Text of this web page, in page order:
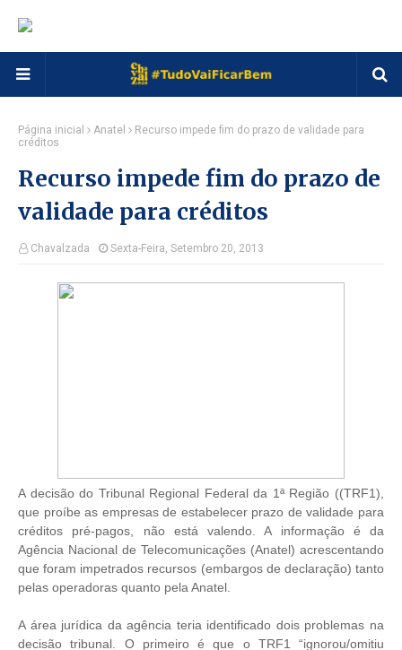
Página inicial Anatel
Recurso impede fim do prazo de validade para
créditos
Recurso impede fim do prazo de
validade para créditos
Chavalzada Sexta-Feira, Setembro 20, 2013
A decisão do Tribunal Regional Federal da 1ª Região ((TRF1),
que proíbe as empresas de estabelecer prazo de validade para
créditos pré-pagos, não está valendo. A informação é da
Agência Nacional de Telecomunicações (Anatel) acrescentando
que foram impetrados recursos (embargos de declaração) tanto
pelas operadoras quanto pela Anatel.
A área jurídica da agência teria identificado dois problemas na
decisão tribunal. O primeiro é que o TRF1 “ignorou/omitiu